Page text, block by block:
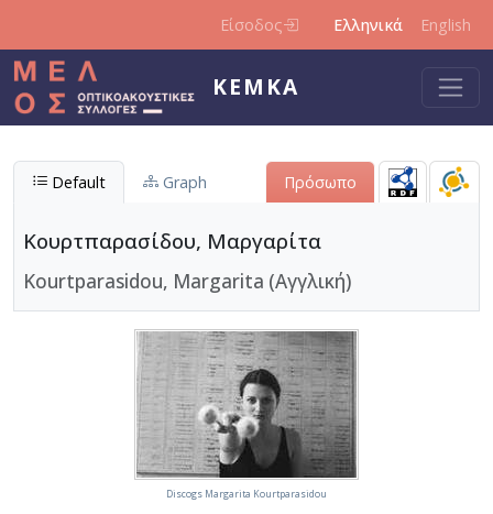
Είσοδος Ελληνικά English
ΚΕΜΚΑ
Default Graph Πρόσωπο
Κουρτπαρασίδου, Μαργαρίτα
Kourtparasidou, Margarita (Αγγλική)
Discogs Margarita Kourtparasidou